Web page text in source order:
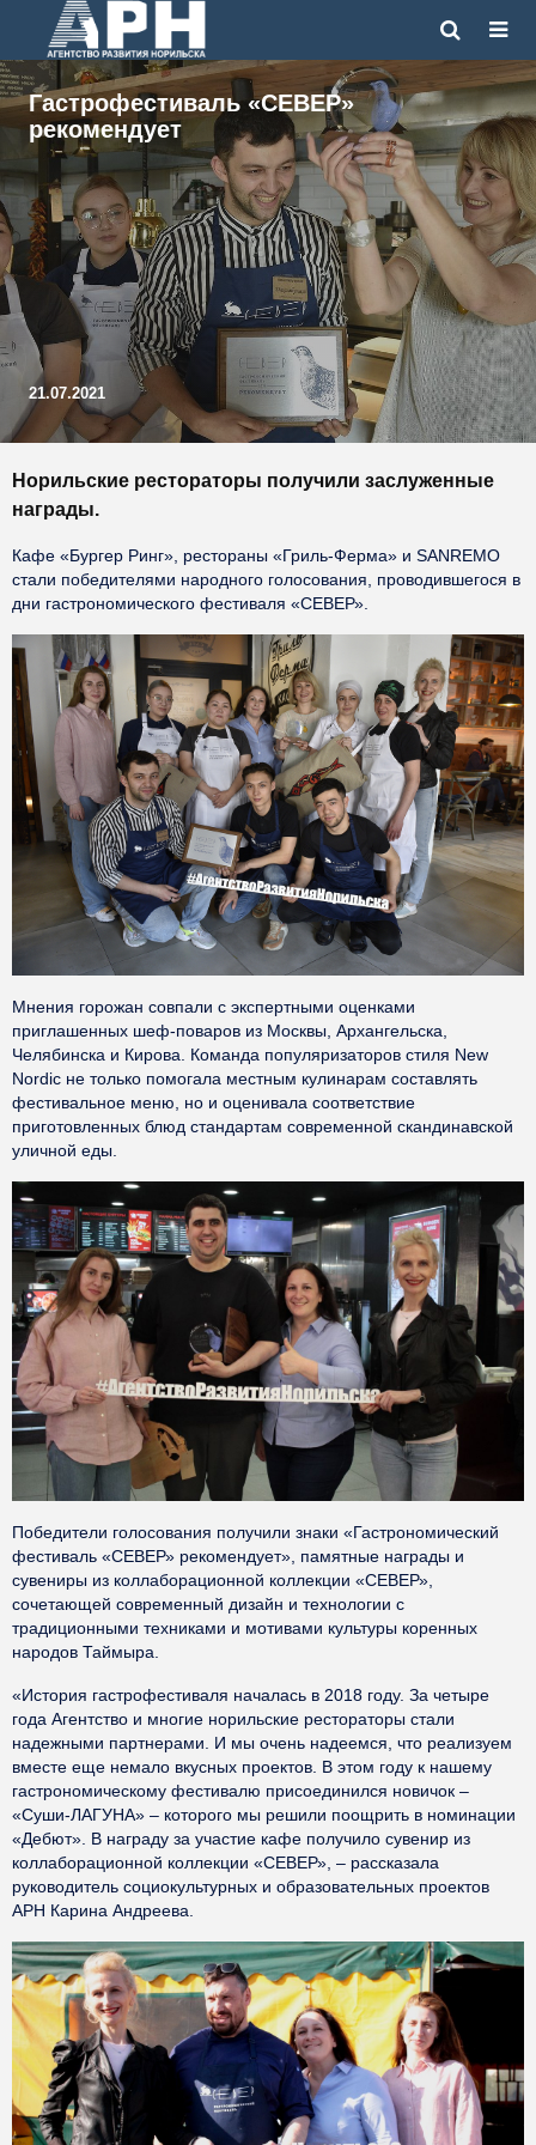
Гастрофестиваль «СЕВЕР»
рекомендует
21.07.2021
Норильские рестораторы получили заслуженные
награды.
Кафе «Бургер Ринг», рестораны «Гриль-Ферма» и SANREMO
стали победителями народного голосования, проводившегося в
дни гастрономического фестиваля «СЕВЕР».
Мнения горожан совпали с экспертными оценками
приглашенных шеф-поваров из Москвы, Архангельска,
Челябинска и Кирова. Команда популяризаторов стиля New
Nordic не только помогала местным кулинарам составлять
фестивальное меню, но и оценивала соответствие
приготовленных блюд стандартам современной скандинавской
уличной еды.
Победители голосования получили знаки «Гастрономический
фестиваль «СЕВЕР» рекомендует», памятные награды и
сувениры из коллаборационной коллекции «СЕВЕР»,
сочетающей современный дизайн и технологии с
традиционными техниками и мотивами культуры коренных
народов Таймыра.
«История гастрофестиваля началась в 2018 году. За четыре
года Агентство и многие норильские рестораторы стали
надежными партнерами. И мы очень надеемся, что реализуем
вместе еще немало вкусных проектов. В этом году к нашему
гастрономическому фестивалю присоединился новичок –
«Суши-ЛАГУНА» – которого мы решили поощрить в номинации
«Дебют». В награду за участие кафе получило сувенир из
коллаборационной коллекции «СЕВЕР», – рассказала
руководитель социокультурных и образовательных проектов
АРН Карина Андреева.